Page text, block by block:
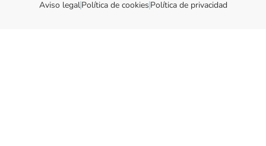
Aviso legalPolítica de cookies Política de privacidad